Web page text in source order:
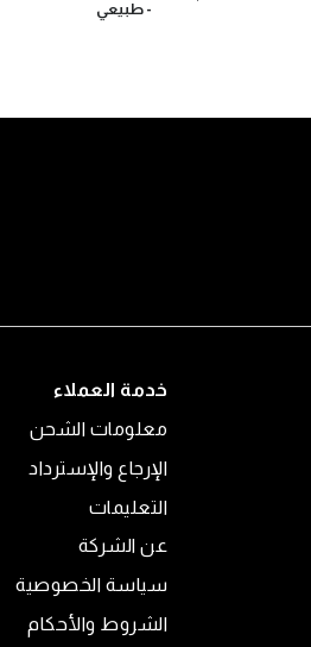
- طبيعي
خدمة العملاء
معلومات الشحن
الإرجاع والإسترداد
التعليمات
عن الشركة
سياسة الخصوصية
الشروط والأحكام